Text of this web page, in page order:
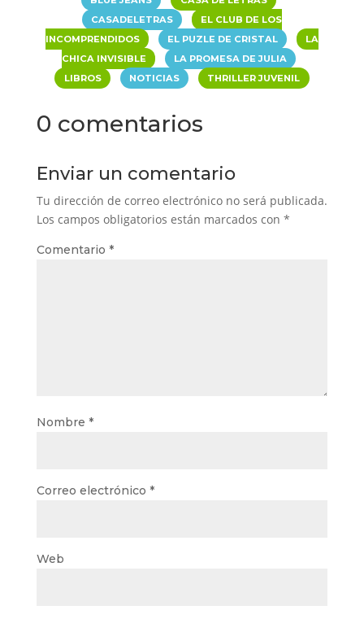
CASADELETRAS |
EL CLUB DE LOS
INCOMPRENDIDOS
| EL PUZLE DE CRISTAL |
LA
CHICA INVISIBLE
| LA PROMESA DE JULIA
LIBROS | NOTICIAS | THRILLER JUVENIL
0 comentarios
Enviar un comentario
Tu dirección de correo electrónico no será publicada.
Los campos obligatorios están marcados con *
Comentario *
Nombre *
Correo electrónico *
Web